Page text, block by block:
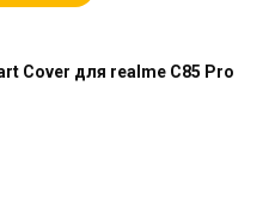
Cover для realme C85 Pro